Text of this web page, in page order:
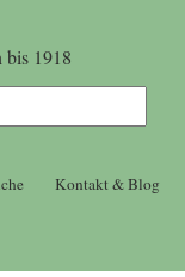
bis 1918
Kontakt & Blog